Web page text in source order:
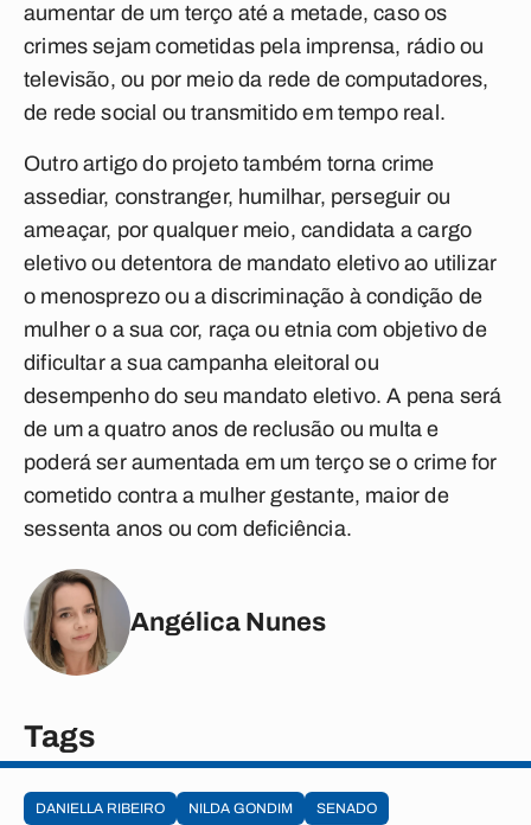
aumentar de um terço até a metade, caso os
crimes sejam cometidas pela imprensa, rádio ou
televisão, ou por meio da rede de computadores,
de rede social ou transmitido em tempo real.
Outro artigo do projeto também torna crime
assediar, constranger, humilhar, perseguir ou
ameaçar, por qualquer meio, candidata a cargo
eletivo ou detentora de mandato eletivo ao utilizar
o menosprezo ou a discriminação à condição de
mulher o a sua cor, raça ou etnia com objetivo de
dificultar a sua campanha eleitoral ou
desempenho do seu mandato eletivo. A pena será
de um a quatro anos de reclusão ou multa e
poderá ser aumentada em um terço se o crime for
cometido contra a mulher gestante, maior de
sessenta anos ou com deficiência.
Angélica Nunes
Tags
DANIELLA RIBEIRO NILDA GONDIM
SENADO